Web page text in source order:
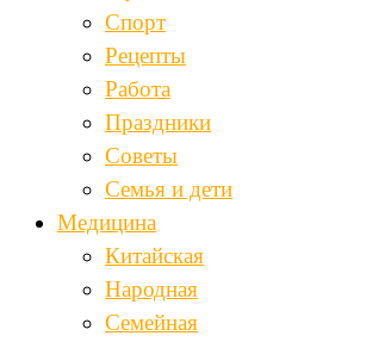
Спорт
Рецепты
Работа
Праздники
Советы
Семья и дети
Медицина
Китайская
Народная
Семейная